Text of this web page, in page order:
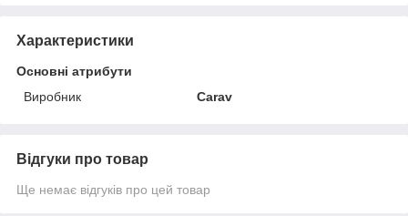
Характеристики
Основні атрибути
Виробник
Carav
Відгуки про товар
Ще немає відгуків про цей товар